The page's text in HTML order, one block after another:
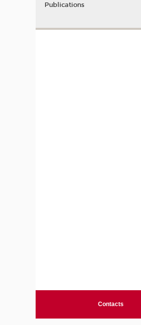
Publications
Contacts